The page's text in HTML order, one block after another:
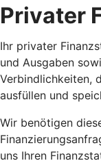
Privater
Ihr privater
und Ausgaben
Verbindlichkeiten,
ausfüllen und
Wir benötigen
uns Ihren